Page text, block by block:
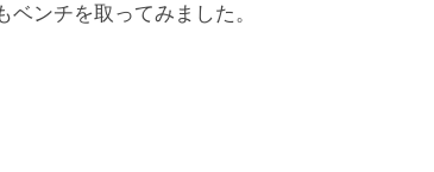
ンチを取ってみました。